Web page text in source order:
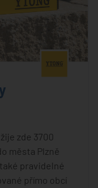
zde 3700
města Plzně
pravidelné
přímo obcí